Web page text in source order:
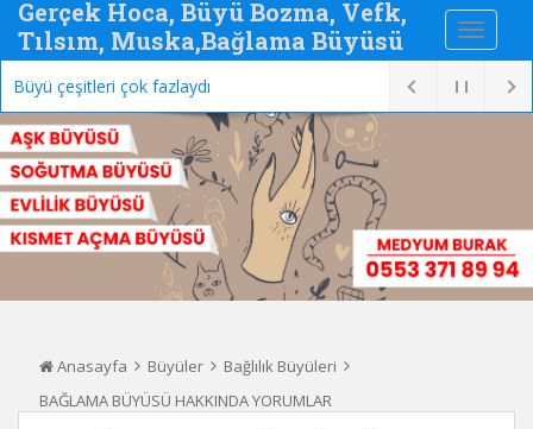
Gerçek Hoca, Büyü Bozma, Vefk,
Tılsım, Muska,Bağlama Büyüsü
Büyü çeşitleri çok fazlaydı
Anasayfa Büyüler
Bağlılık Büyüleri
BAĞLAMA BÜYÜSÜ HAKKINDA YORUMLAR